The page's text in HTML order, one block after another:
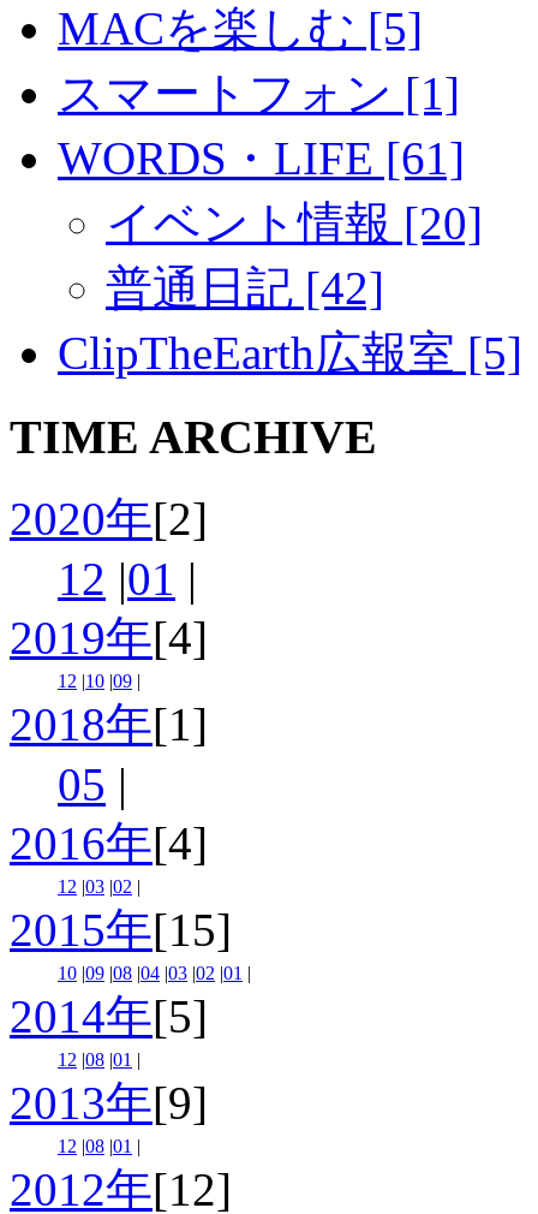
MACを楽しむ [5]
スマートフォン [1]
WORDS・LIFE [61]
イベント情報 [20]
普通日記 [42]
ClipTheEarth広報室 [5]
TIME ARCHIVE
2020年[2]
12 |01 |
2019年[4]
12 |10 |09 |
2018年[1]
05 |
2016年[4]
12 |03 |02 |
2015年[15]
10 |09 |08 |04 |03 |02 |01 |
2014年[5]
12 |08 |01 |
2013年[9]
12 |08 |01 |
2012年[12]